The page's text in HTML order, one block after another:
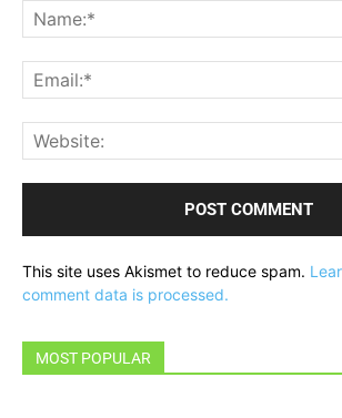
This site uses Akismet to reduce spam.
comment data is processed.
MOST POPULAR